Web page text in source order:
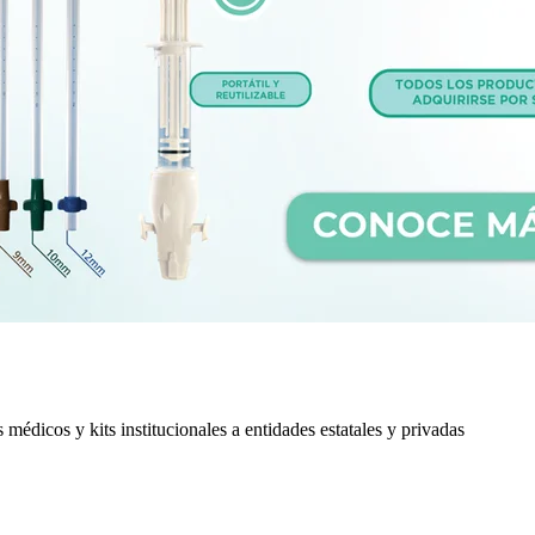
y kits institucionales a entidades estatales y privadas